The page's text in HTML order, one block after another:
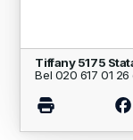
Tiffany 5175
Bel 020 617 01